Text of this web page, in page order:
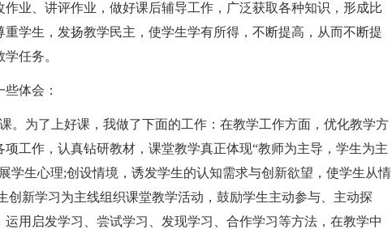
业、讲评作业，做好课后辅导工作，广泛获取各种知识，形成比
学生，发扬教学民主，使学生学有所得，不断提高，从而不断提
任务。
体会：
。为了上好课，我做了下面的工作：在教学工作方面，优化教学方
工作，认真钻研教材，课堂教学真正体现“教师为主导，学生为主
学生心理;创设情境，诱发学生的认知需求与创新欲望，使学生从情
创新学习为主线组织课堂教学活动，鼓励学生主动参与、主动探
用启发学习、尝试学习、发现学习、合作学习等方法，在教学中